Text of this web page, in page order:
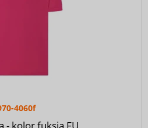
4060f